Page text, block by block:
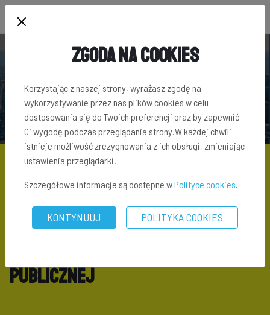
SŁOWNIK TERMINÓW INWESTYCYJNYCH
SŁOWNIK TERMINÓW INWESTYCYJNYCH\ BUDYNEK
UŻYTECZNOŚCI PUBLICZNEJ
publicznej
Zgoda na Cookies
Korzystając z naszej strony, wyrażasz zgodę na
wykorzystywanie przez nas plików cookies w celu
dostosowania się do Twoich preferencji oraz by zapewnić
Ci wygodę podczas przeglądania strony.W każdej chwili
istnieje możliwość zrezygnowania z ich obsługi, zmieniając
ustawienia przeglądarki.
Szczegółowe informacje są dostępne wPolityce cookies.
KONTYNUUJ POLITYKA COOKIES